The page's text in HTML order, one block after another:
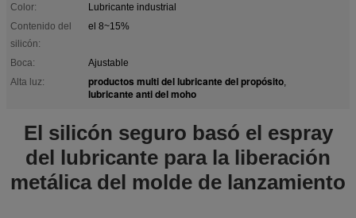
Color:
Lubricante industrial
Contenido del
silicón:
el 8~15%
Boca:
Ajustable
Alta luz:
productos multi del lubricante del propósito,
lubricante anti del moho
El silicón seguro basó el espray
del lubricante para la liberación
metálica del molde de lanzamiento